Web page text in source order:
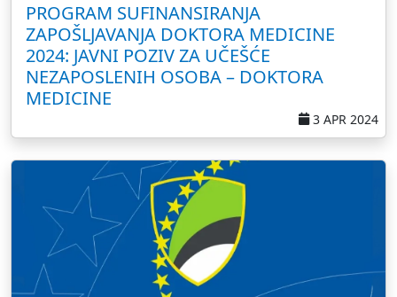
PROGRAM SUFINANSIRANJA
ZAPOŠLJAVANJA DOKTORA MEDICINE
2024: JAVNI POZIV ZA UČEŠĆE
NEZAPOSLENIH OSOBA – DOKTORA
MEDICINE
3 APR 2024